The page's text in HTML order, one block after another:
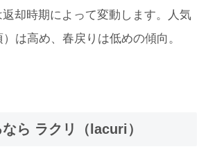
却時期によって変動します。人気
は高め、春戻りは低めの傾向。
ら ラクリ（lacuri）